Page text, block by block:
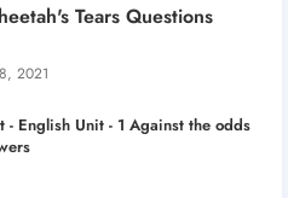
Tears Questions
2021
- English Unit - 1 Against the odds